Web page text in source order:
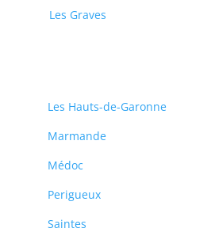
Les Graves
Les Hauts-de-Garonne
Marmande
Médoc
Perigueux
Saintes